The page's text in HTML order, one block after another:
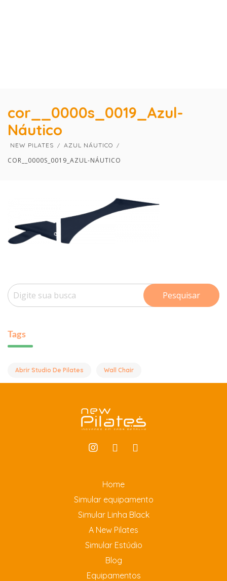
cor__0000s_0019_Azul-
Náutico
NEW PILATES AZUL NÁUTICO
COR__0000S_0019_AZUL-NÁUTICO
Pesquisar
Tags
Abrir Studio De Pilates Wall Chair
Home
Simular equipamento
Simular Linha Black
A New Pilates
Simular Estúdio
Blog
Equipamentos